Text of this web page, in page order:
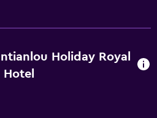
Holiday Royal
Hotel